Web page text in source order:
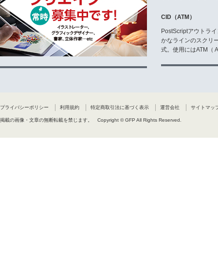
CID（ATM）
PostScriptアウトラ
かなラインのスクリ
式。使用にはATM（
プライバシーポリシー 利用規約 特定商取引法に基づく表示 運営会社 サイトマッ
掲載の画像・文章の無断転載を禁じます。 Copyright © GFP All Rights Reserved.